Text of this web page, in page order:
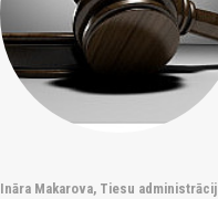
Ināra Makarova, Tiesu